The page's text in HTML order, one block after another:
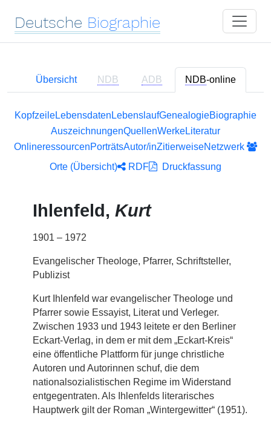
Deutsche Biographie
Übersicht NDB ADB NDB-online
KopfzeileLebensdaten LebenslaufGenealogieBiographie
AuszeichnungenQuellenWerkeLiteratur
OnlineressourcenPorträtsAutor/inZitierweiseNetzwerk
Orte (Übersicht)
RDF Druckfassung
Ihlenfeld, Kurt
1901 – 1972
Evangelischer Theologe, Pfarrer, Schriftsteller,
Publizist
Kurt Ihlenfeld war evangelischer Theologe und
Pfarrer sowie Essayist, Literat und Verleger.
Zwischen 1933 und 1943 leitete er den Berliner
Eckart-Verlag, in dem er mit dem „Eckart-Kreis“
eine öffentliche Plattform für junge christliche
Autoren und Autorinnen schuf, die dem
nationalsozialistischen Regime im Widerstand
entgegentraten. Als Ihlenfelds literarisches
Hauptwerk gilt der Roman „Wintergewitter“ (1951).